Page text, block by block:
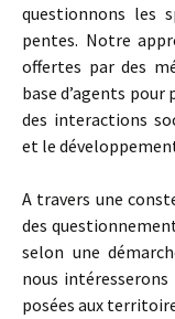
questionnons les
pentes. Notre
offertes par des
base d’agents
des interactions
et le
A travers une
des
selon une
nous intéresserons
posées aux